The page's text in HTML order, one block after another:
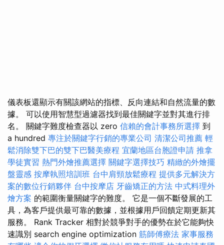
儀表板還顯示有關該網站的指標、反向連結和自然流量的數
據。 可以使用智慧型過濾器找到最佳關鍵字並對其進行排
名。 關鍵字難度檢查器以 zero 信賴的會計事務所選擇 到
a hundred 專注於關鍵字行銷的專業公司 清潔公司推薦 輕
鬆消除雙下巴的雙下巴醫美療程 宜蘭地區台胞證申請 推拿
學徒實習 熱門外燴推薦選擇 關鍵字選擇技巧 精緻的外燴擺
盤靈感 按摩執照培訓班 台中肩頸放鬆療程 提供多元解決方
案的數位行銷夥伴 台中按摩店 牙齒矯正的方法 中式料理外
燴方案 的範圍衡量關鍵字的難度。 它是一個不斷發展的工
具，為客戶提供最可靠的數據，並根據用戶回饋定期更新其
服務。 Rank Tracker 相對於競爭對手的優勢在於它能夠快
速識別 search engine optimization 筋師傅療法 家事服務